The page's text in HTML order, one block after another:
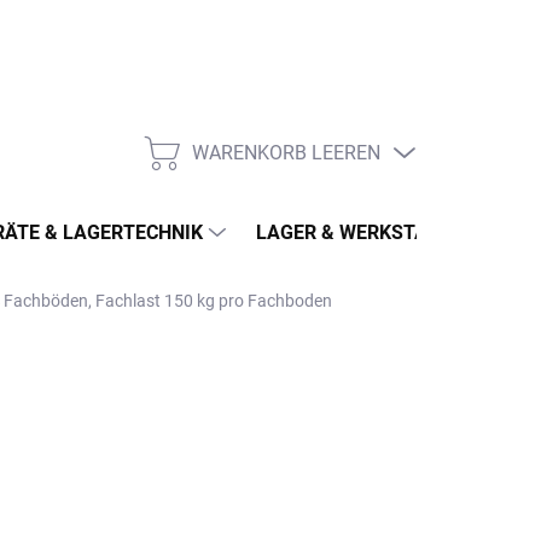
WARENKORB
WARENKORB LEEREN
& LAGERTECHNIK LAGER & WERKSTATT
Fachlast 150 kg pro Fachboden